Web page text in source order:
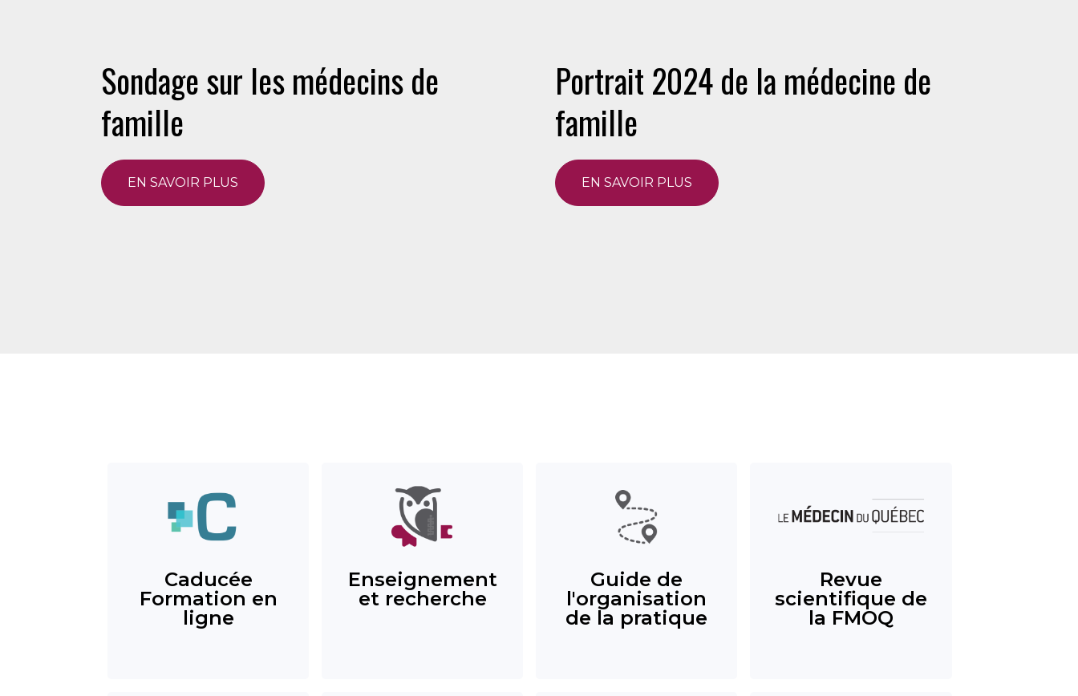
Sondage sur les médecins de
famille
EN SAVOIR PLUS
Portrait 2024 de la médecine de
famille
EN SAVOIR PLUS
Caducée
Formation en
ligne
Enseignement
et recherche
Guide de
l'organisation
de la pratique
Revue
scientifique de
la FMOQ